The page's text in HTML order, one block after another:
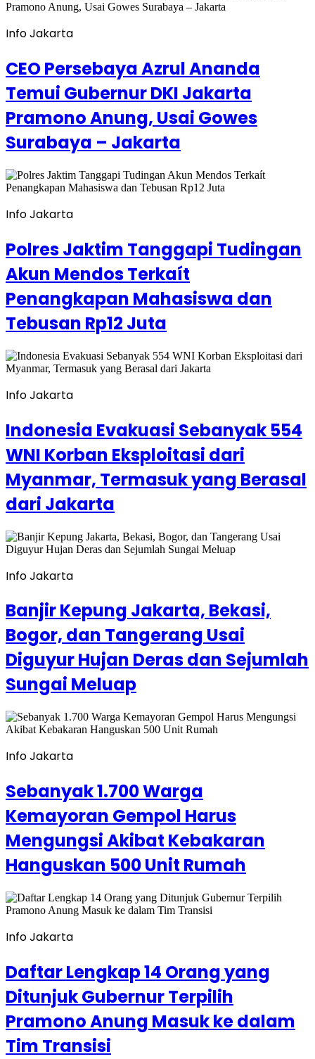
Info Jakarta
CEO Persebaya Azrul Ananda
Temui Gubernur DKI Jakarta
Pramono Anung, Usai Gowes
Surabaya – Jakarta
Info Jakarta
Polres Jaktim Tanggapi Tudingan
Akun Mendos Terkaít
Penangkapan Mahasiswa dan
Tebusan Rp12 Juta
Info Jakarta
Indonesia Evakuasi Sebanyak 554
WNI Korban Eksploitasi dari
Myanmar, Termasuk yang Berasal
dari Jakarta
Info Jakarta
Banjir Kepung Jakarta, Bekasi,
Bogor, dan Tangerang Usai
Diguyur Hujan Deras dan Sejumlah
Sungai Meluap
Info Jakarta
Sebanyak 1.700 Warga
Kemayoran Gempol Harus
Mengungsi Akibat Kebakaran
Hanguskan 500 Unit Rumah
Info Jakarta
Daftar Lengkap 14 Orang yang
Ditunjuk Gubernur Terpilih
Pramono Anung Masuk ke dalam
Tim Transisi